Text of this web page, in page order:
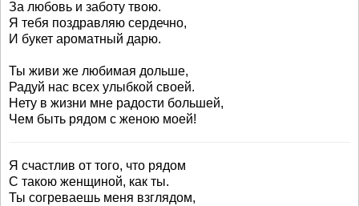
За любовь и заботу твою.
Я тебя поздравляю сердечно,
И букет ароматный дарю.
Ты живи же любимая дольше,
Радуй нас всех улыбкой своей.
Нету в жизни мне радости большей,
Чем быть рядом с женою моей!
Я счастлив от того, что рядом
С такою женщиной, как ты.
Ты согреваешь меня взглядом,